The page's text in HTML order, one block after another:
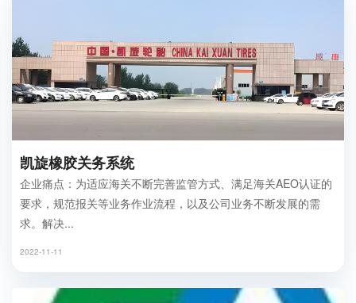
凯旋橡胶关务系统
企业痛点：为适应海关不断完善监管方式、满足海关AEO认证的
要求，规范报关等业务作业流程，以及公司业务不断发展的需
求。解决...
2022-11-11